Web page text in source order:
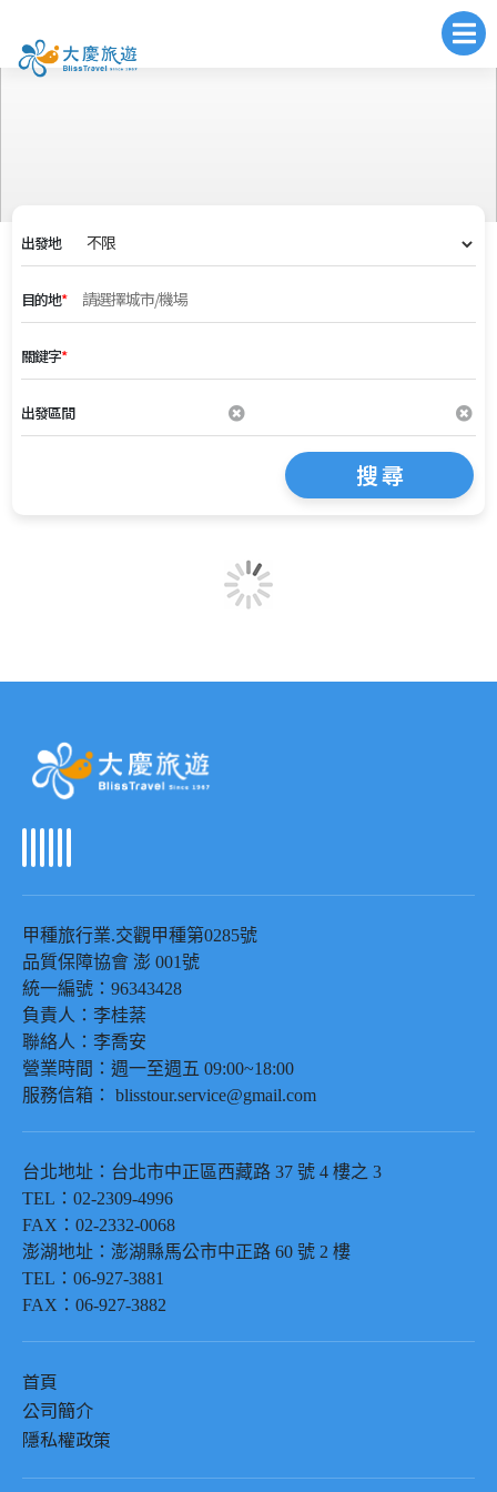
出發地
目的地*
關鍵字*
出發區間
搜 尋
甲種旅行業.交觀甲種第0285號
品質保障協會 澎 001號
統一編號： 96343428
負責人： 李桂棻
聯絡人： 李喬安
營業時間：週一至週五 09:00~18:00
服務信箱： blisstour.service@gmail.com
台北地址：台北市中正區西藏路 37 號 4 樓之 3
TEL ： 02-2309-4996
FAX ： 02-2332-0068
澎湖地址：澎湖縣馬公市中正路 60 號 2 樓
TEL ： 06-927-3881
FAX ： 06-927-3882
首頁
公司簡介
隱私權政策